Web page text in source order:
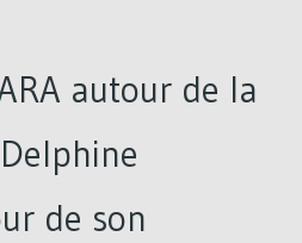
autour de la
de son